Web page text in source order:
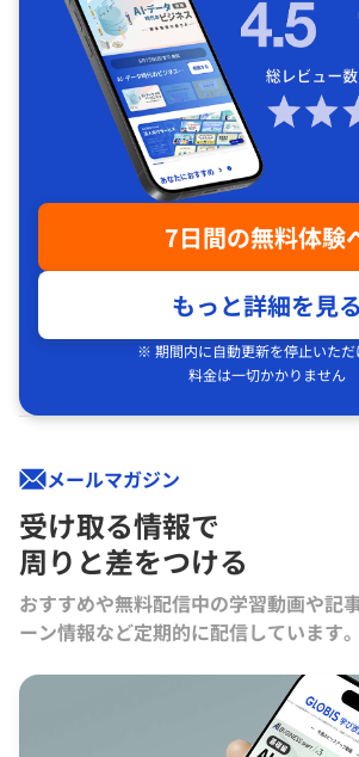
7日間の無料体験
もっと詳細を見る
※ 期間内に自動更新を停止いただ
料金は一切かかりません
メールマガジン
受け取る情報で
周りと差をつける
おすすめや無料配信中の学習動画や記
ーン情報など定期的に配信しています。